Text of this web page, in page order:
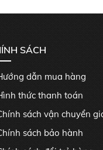
SÁCH
dẫn mua hàng
thức thanh toán
sách vận chuyển
sách bảo hành